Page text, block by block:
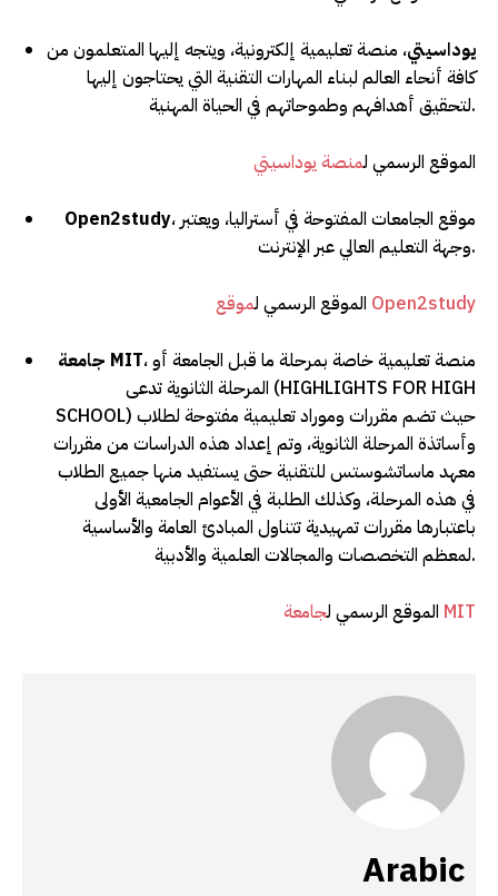
يوداسيتي، منصة تعليمية إلكترونية، ويتجه إليها المتعلمون من
كافة أنحاء العالم لبناء المهارات التقنية التي يحتاجون إليها
لتحقيق أهدافهم وطموحاتهم في الحياة المهنية.
الموقع الرسمي لمنصة يوداسيتي
Open2study، موقع الجامعات المفتوحة في أستراليا، ويعتبر
وجهة التعليم العالي عبر الإنترنت.
الموقع الرسمي ل موقع Open2study
MIT، منصة تعليمية خاصة بمرحلة ما قبل الجامعة أو
المرحلة الثانوية تدعى (HIGHLIGHTS FOR HIGH
SCHOOL) حيث تضم مقررات وموراد تعليمية مفتوحة لطلاب
وأساتذة المرحلة الثانوية، وتم إعداد هذه الدراسات من مقررات
معهد ماساتشوستس للتقنية حتى يستفيد منها جميع الطلاب
في هذه المرحلة، وكذلك الطلبة في الأعوام الجامعية الأولى
باعتبارها مقررات تمهيدية تتناول المبادئ العامة والأساسية
لمعظم التخصصات والمجالات العلمية والأدبية.
الموقع الرسمي ل جامعة MIT
Arabic